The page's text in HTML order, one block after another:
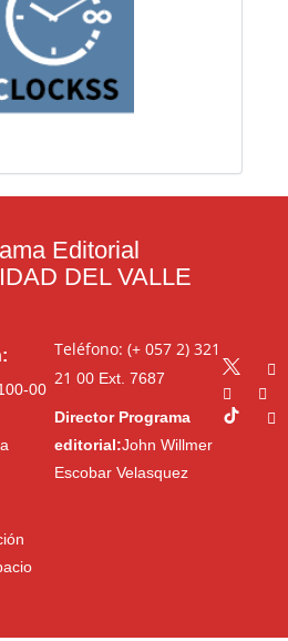
Editorial
DEL VALLE
00
Teléfono: (+ 057 2) 321
21 00Ext. 7687
Director Programa
editorial:John Willmer
Escobar Velasquez